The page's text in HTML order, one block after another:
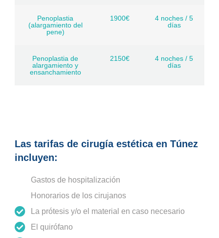
Penoplastia
(alargamiento del
pene)
1900€
4 noches / 5
días
Penoplastia de
alargamiento y
ensanchamiento
2150€
4 noches / 5
días
Las tarifas de cirugía estética en Túnez
incluyen:
Gastos de hospitalización
Honorarios de los cirujanos
La prótesis y/o el material en caso necesario
El quirófano